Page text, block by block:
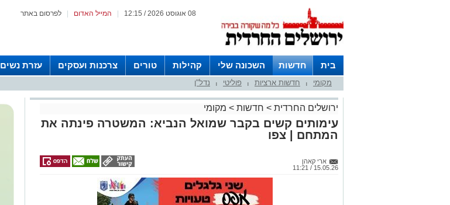
לפרסום באתר המייל האדום 08 אוגוסט 2026 / 12:15
בית חדשות השכונה שלי קהילות טורים צרכנות ועסקים עזרת נשים
חצרות
מקומי חדשות ארציות פוליטי נדל"ן
ירושלים החרדית > חדשות > מקומי
עימותים קשים בקבר שמואל הנביא: המשטרה פינתה את
המתחם | צפו
ארי קאהן
15.05.26 / 11:21